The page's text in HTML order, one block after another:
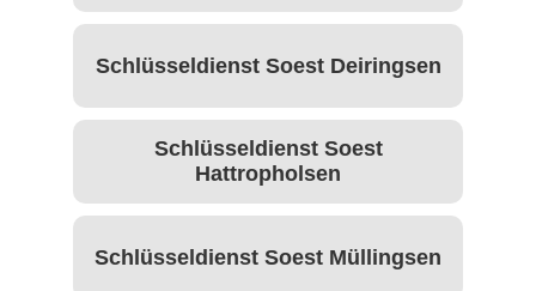
Schlüsseldienst Soest Deiringsen
Schlüsseldienst Soest
Hattropholsen
Schlüsseldienst Soest Müllingsen